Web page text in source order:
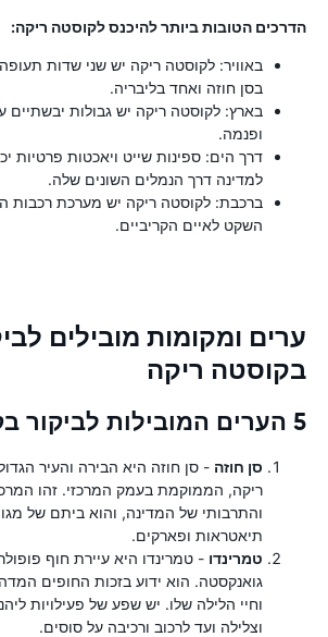
הדרכים הטובות ביותר להיכנס לקוסטה ריקה:
באוויר: לקוסטה ריקה יש שני שדות
בסן חוזה ואחד בליבריה.
בארץ: לקוסטה ריקה יש גבולות יבשתיים
ופנמה.
דרך הים: ספינות שייט ויאכטות פרטיות
למדינה דרך הנמלים השונים שלה.
ברכבת: לקוסטה ריקה יש מערכת רכבות
​​השקט לאיים הקריביים.
ערים ומקומות מובילים
בקוסטה ריקה
5 הערים המובילות לביקור בקוסטה ריקה
סן חוזה - סן חוזה היא הבירה והעיר
ריקה, הממוקמת בעמק המרכזי. זהו
והתרבותי של המדינה, והוא ביתם של
תיאטראות ופארקים.
טמרינדו - טמרינדו היא עיירת חוף
גואנקסטה. הוא ידוע בזכות החופים
וחיי הלילה שלו. יש שפע של פעילויות
וצלילה ועד לרכוב ורכיבה על סוסים.